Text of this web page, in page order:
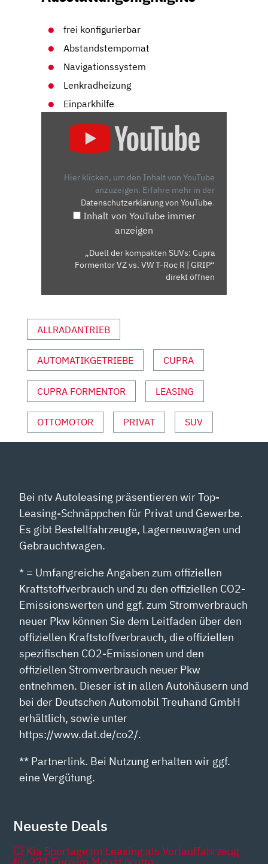
frei konfigurierbar
Abstandstempomat
Navigationssystem
Lenkradheizung
Einparkhilfe
KOMPAKTEN
CUPRA
FORMENTOR
VON
YOUTUBE
ANZEIGEN
Hier klicken, um den Inhalt von YouTube
anzuzeigen. Erfahre mehr in der
Datenschutzerklärung von YouTube.
Inhalt von YouTube immer
anzeigen
„Duell der kompakten SUVs: Cupra
Formentor VZ vs. VW T-Roc R | GRIP“
direkt öffnen
ALLRADANTRIEB
AUTOMATIKGETRIEBE CUPRA
CUPRA FORMENTOR LEASING
OTTOMOTOR PRIVAT SUV
Bei ntv Autoleasing präsentieren wir Top-
Leasing-Schnäppchen für Privat und Gewerbe.
Es gibt Bestellfahrzeuge, Lagerneuwagen und
Gebrauchtwagen.
* = Umfangreiche Angaben zum offiziellen
Kraftstoffverbrauch und zu den offiziellen CO2-
Emissionswerten und ggf. zum Stromverbrauch
neuer Pkw können Sie dem Leitfaden über den
offiziellen Kraftstoffverbrauch, die offiziellen
spezifischen CO2-Emissionen und den
offiziellen Stromverbrauch neuer Pkw
entnehmen. Dieser ist in allen Autohäusern und
bei der Deutschen Automobil Treuhand GmbH
erhältlich, sowie unter
https://www.dat.de/co2/.
** Partnerlink. Bei Nutzung erhalten wir ggf.
eine Vergütung.
Neueste Deals
💥 Kia Sportage im Leasing als Vorlauffahrzeug